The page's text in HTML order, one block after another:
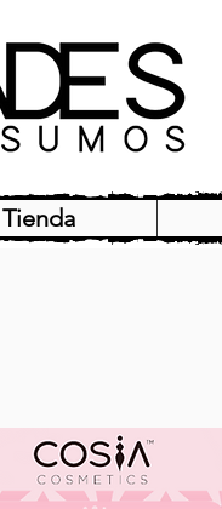
Tienda